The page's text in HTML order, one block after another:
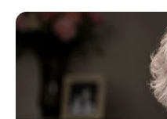
Aller
ASTRO
Les Numéros